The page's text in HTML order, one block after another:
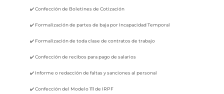
✔️ Confección de Boletines de Cotización
✔️ Formalización de partes de baja por Incapacidad Temporal
✔️ Formalización de toda clase de contratos de trabajo
✔️ Confección de recibos para pago de salarios
✔️ Informe o redacción de faltas y sanciones al personal
✔️ Confección del Modelo 111 de IRPF